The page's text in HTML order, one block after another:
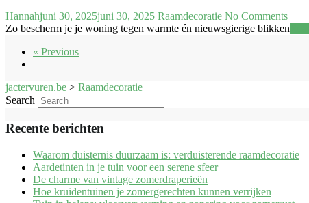
Hannahjuni 30, 2025juni 30, 2025 Raamdecoratie No Comments
Zo bescherm je je woning tegen warmte én nieuwsgierige blikken
« Previous
jactervuren.be > Raamdecoratie
Search
Recente berichten
Waarom duisternis duurzaam is: verduisterende raamdecoratie
Aardetinten in je tuin voor een serene sfeer
De charme van vintage zomerdraperieën
Hoe kruidentuinen je zomergerechten kunnen verrijken